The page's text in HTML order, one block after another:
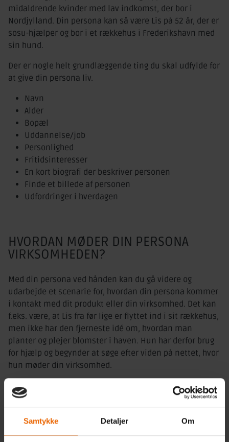
Samtykke Detaljer Om
midaldrende kvinder med lav indkomst, der bor i
Nordjylland. Din persona kan så være Lis på 52 år, der er
sosu-hjælper og bor i et rækkehus i Frederikshavn med
sin hund.
Der er nogle helt grundlæggende ting du skal udfylde for
at give din persona liv.
Navn
Alder
Bopæl
Uddannelse/job
Personlighed
Fritidsinteresser
En kort biografi der beskriver personen
Finde et billede af personen
Udfordringer i hverdagen
HVORDAN MØDER DIN PERSONA
VIRKSOMHEDEN?
Med din persona ved hånden kan du gå videre og
udarbejde et scenarie for, hvordan din persona kommer
i kontakt med dit produkt eller din virksomhed. Det kan
f.eks. være, at Lis fra før lige er flyttet ind i sit rækkehus,
men ikke har den fjerneste idé om, hvordan man
planter og plejer blomster i haven. Hun har derfor brug
for hjælp og begynder at søge efter viden på nettet, hvor
hun møder din virksomhed.
I scenariet kan du beskrive, hvordan din persona
opfatter din virksomhed og din hjemmeside, hvilket
giver dig en indsigt i, hvad du kan arbejde videre med
for at forbedre kunderejsen. Start fra en ende af, og
forhold dig til hvad din persona vil synes om din